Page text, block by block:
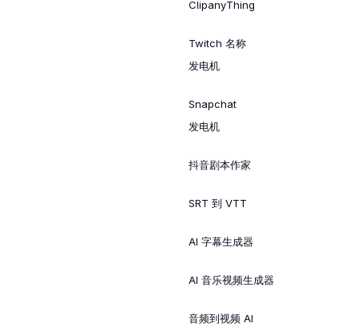
ClipanyThing
Twitch 名称
发电机
Snapchat
发电机
抖音剧本作家
SRT 到 VTT
AI 字幕生成器
AI 音乐视频生成器
音频到视频 AI